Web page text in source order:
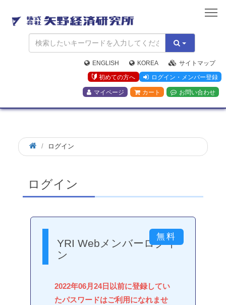
矢
野
経
済
研
究
所
ENGLISH KOREA
サイトマップ
初めての方へ
ログイン・メンバー登録
マイページ カート お問い合わせ
ログイン
ログイン
YRI Webメンバーログイ
ン
2022年06月24日以前に登録してい
たパスワードはご利用になれませ